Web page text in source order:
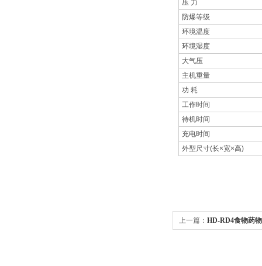
压 力
防爆等级
环境温度
环境湿度
大气压
主机重量
功 耗
工作时间
待机时间
充电时间
外型尺寸(长×宽×高)
上一篇： HD-RD4食物药